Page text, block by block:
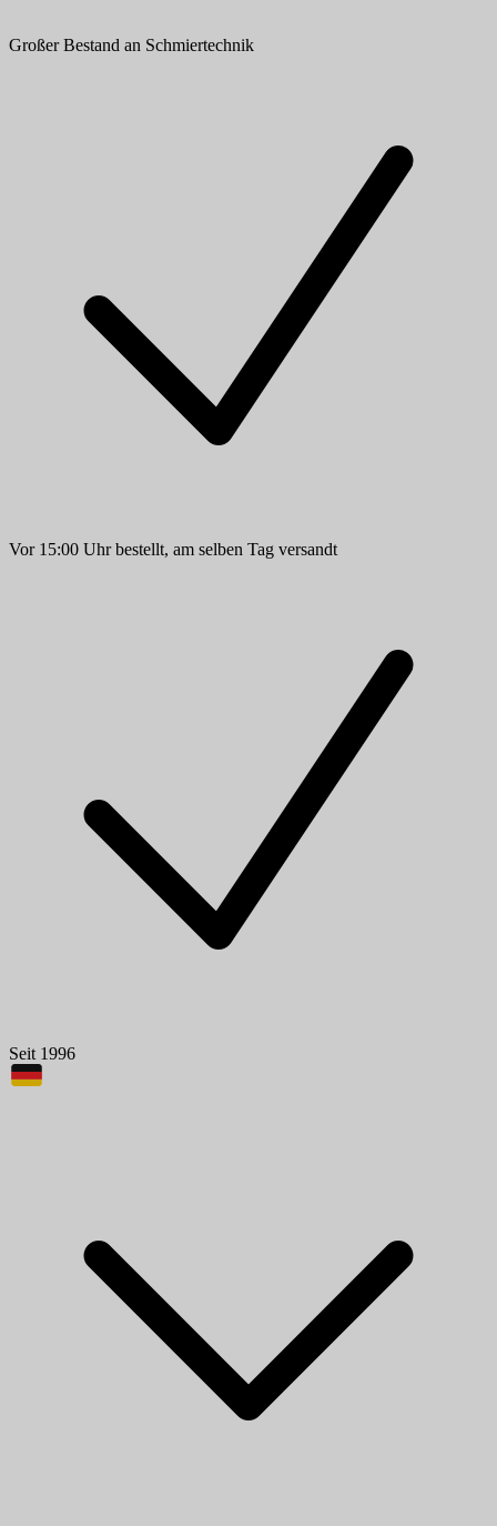
Großer Bestand an Schmiertechnik
Vor 15:00 Uhr bestellt, am selben Tag versandt
Seit 1996